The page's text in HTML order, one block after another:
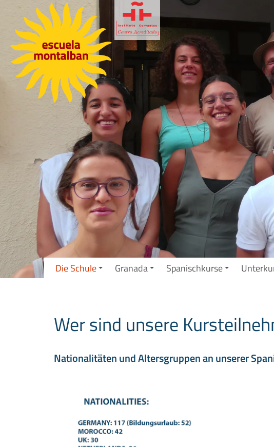
Die Schule Granada Spanischkurse
Wer sind unsere
Nationalitäten und Altersgruppen an unserer